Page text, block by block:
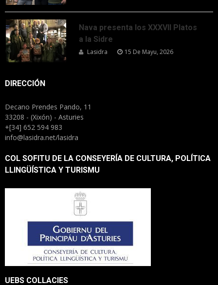
Nava presenta los XXXVII Platos
a la Sidre
Lasidra 15 De Mayu, 2026
DIRECCIÓN
Decano Prendes Pando, 11
33208 - (Xixón) - Asturies
+[34] 652 594 983
info@lasidra.net/lasidra
COL SOFITU DE LA CONSEYERÍA DE CULTURA, POLÍTICA
LLINGÜÍSTICA Y TURISMU
UEBS COLLACIES